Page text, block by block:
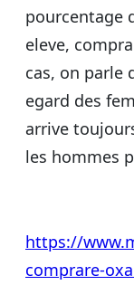
pourcentage
eleve,
cas, on parle
egard des
arrive
les hommes
https://
comprare-